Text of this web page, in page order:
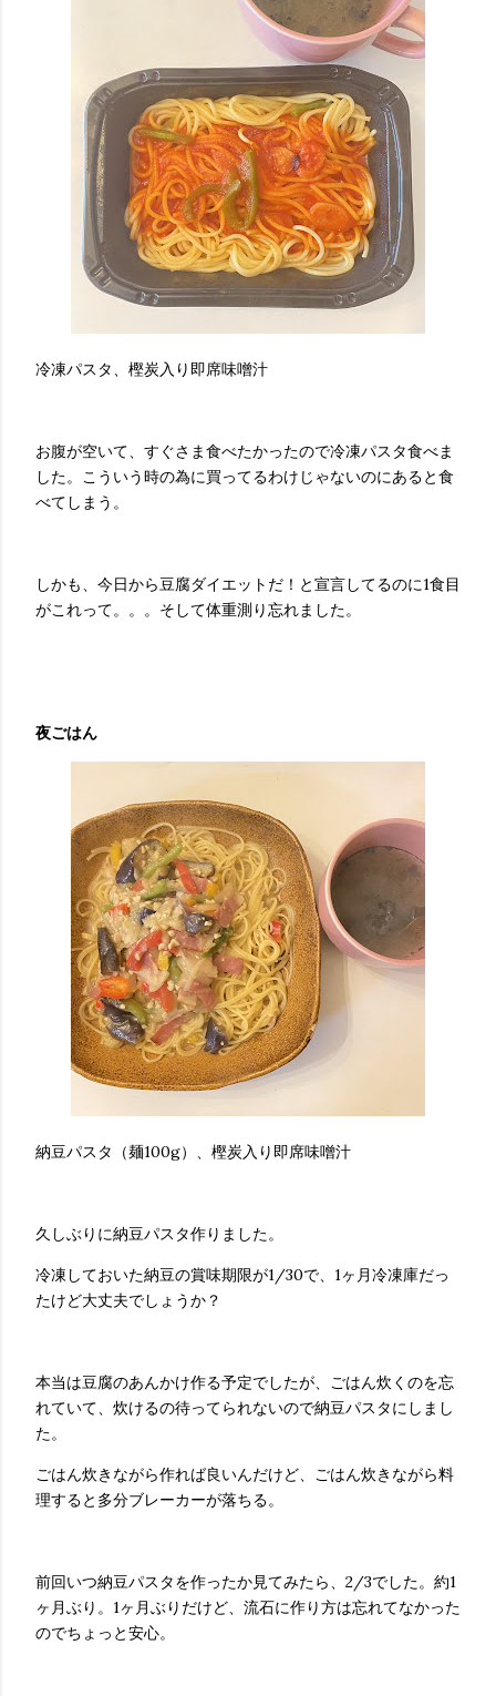
冷凍パスタ、樫炭入り即席味噌汁
お腹が空いて、すぐさま食べたかったので冷凍パスタ食べま
した。こういう時の為に買ってるわけじゃないのにあると食
べてしまう。
しかも、今日から豆腐ダイエットだ！と宣言してるのに1食目
がこれって。。。そして体重測り忘れました。
夜ごはん
納豆パスタ（麺100g）、樫炭入り即席味噌汁
久しぶりに納豆パスタ作りました。
冷凍しておいた納豆の賞味期限が1/30で、1ヶ月冷凍庫だっ
たけど大丈夫でしょうか？
本当は豆腐のあんかけ作る予定でしたが、ごはん炊くのを忘
れていて、炊けるの待ってられないので納豆パスタにしまし
た。
ごはん炊きながら作れば良いんだけど、ごはん炊きながら料
理すると多分ブレーカーが落ちる。
前回いつ納豆パスタを作ったか見てみたら、2/3でした。約1
ヶ月ぶり。1ヶ月ぶりだけど、流石に作り方は忘れてなかった
のでちょっと安心。